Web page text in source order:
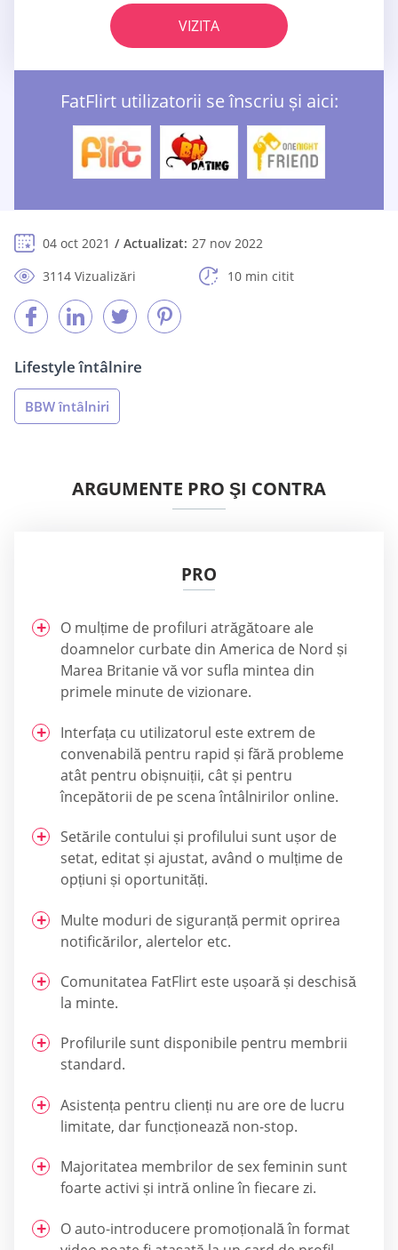
VIZITA
FatFlirt utilizatorii se înscriu și aici:
04 oct 2021 Actualizat: 27 nov 2022
3114 Vizualizări
10 min citit
Lifestyle întâlnire
BBW întâlniri
ARGUMENTE PRO ŞI CONTRA
PRO
O mulțime de profiluri atrăgătoare ale
doamnelor curbate din America de Nord și
Marea Britanie vă vor sufla mintea din
primele minute de vizionare.
Interfața cu utilizatorul este extrem de
convenabilă pentru rapid și fără probleme
atât pentru obișnuiții, cât și pentru
începătorii de pe scena întâlnirilor online.
Setările contului și profilului sunt ușor de
setat, editat și ajustat, având o mulțime de
opțiuni și oportunități.
Multe moduri de siguranță permit oprirea
notificărilor, alertelor etc.
Comunitatea FatFlirt este ușoară și deschisă
la minte.
Profilurile sunt disponibile pentru membrii
standard.
Asistența pentru clienți nu are ore de lucru
limitate, dar funcționează non-stop.
Majoritatea membrilor de sex feminin sunt
foarte activi și intră online în fiecare zi.
O auto-introducere promoțională în format